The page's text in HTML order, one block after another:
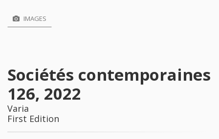
IMAGES
Sociétés contemporaines
126, 2022
Varia
First Edition